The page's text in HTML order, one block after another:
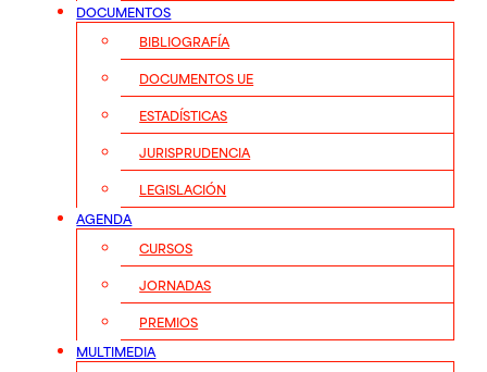
DOCUMENTOS
BIBLIOGRAFÍA
DOCUMENTOS UE
ESTADÍSTICAS
JURISPRUDENCIA
LEGISLACIÓN
AGENDA
CURSOS
JORNADAS
PREMIOS
MULTIMEDIA